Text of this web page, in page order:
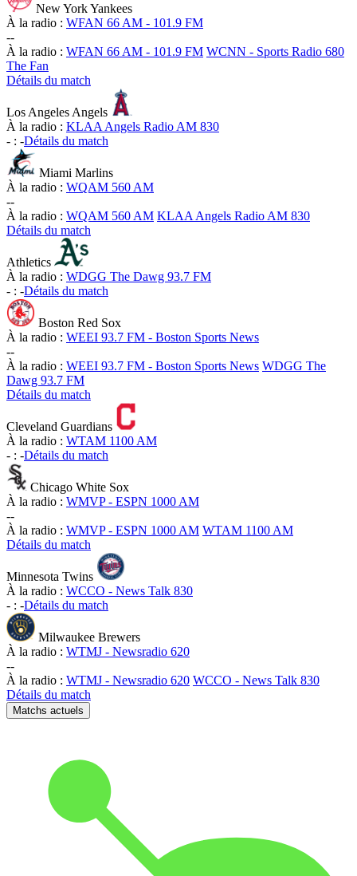
New York Yankees
À la radio : WFAN 66 AM - 101.9 FM
--
À la radio : WFAN 66 AM - 101.9 FM WCNN - Sports Radio 680
The Fan
Détails du match
Los Angeles Angels
À la radio : KLAA Angels Radio AM 830
- : -Détails du match
Miami Marlins
À la radio : WQAM 560 AM
--
À la radio : WQAM 560 AM KLAA Angels Radio AM 830
Détails du match
Athletics
À la radio : WDGG The Dawg 93.7 FM
- : -Détails du match
Boston Red Sox
À la radio : WEEI 93.7 FM - Boston Sports News
--
À la radio : WEEI 93.7 FM - Boston Sports News WDGG The
Dawg 93.7 FM
Détails du match
Cleveland Guardians
À la radio : WTAM 1100 AM
- : -Détails du match
Chicago White Sox
À la radio : WMVP - ESPN 1000 AM
--
À la radio : WMVP - ESPN 1000 AM WTAM 1100 AM
Détails du match
Minnesota Twins
À la radio : WCCO - News Talk 830
- : -Détails du match
Milwaukee Brewers
À la radio : WTMJ - Newsradio 620
--
À la radio : WTMJ - Newsradio 620 WCCO - News Talk 830
Détails du match
Matchs actuels